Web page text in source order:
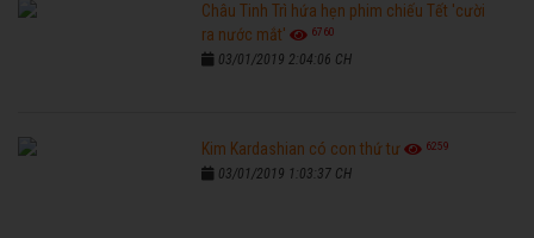
Châu Tinh Trì hứa hẹn phim chiếu Tết 'cười
ra nước mắt'
6760
03/01/2019 2:04:06 CH
Kim Kardashian có con thứ tư 6259
03/01/2019 1:03:37 CH